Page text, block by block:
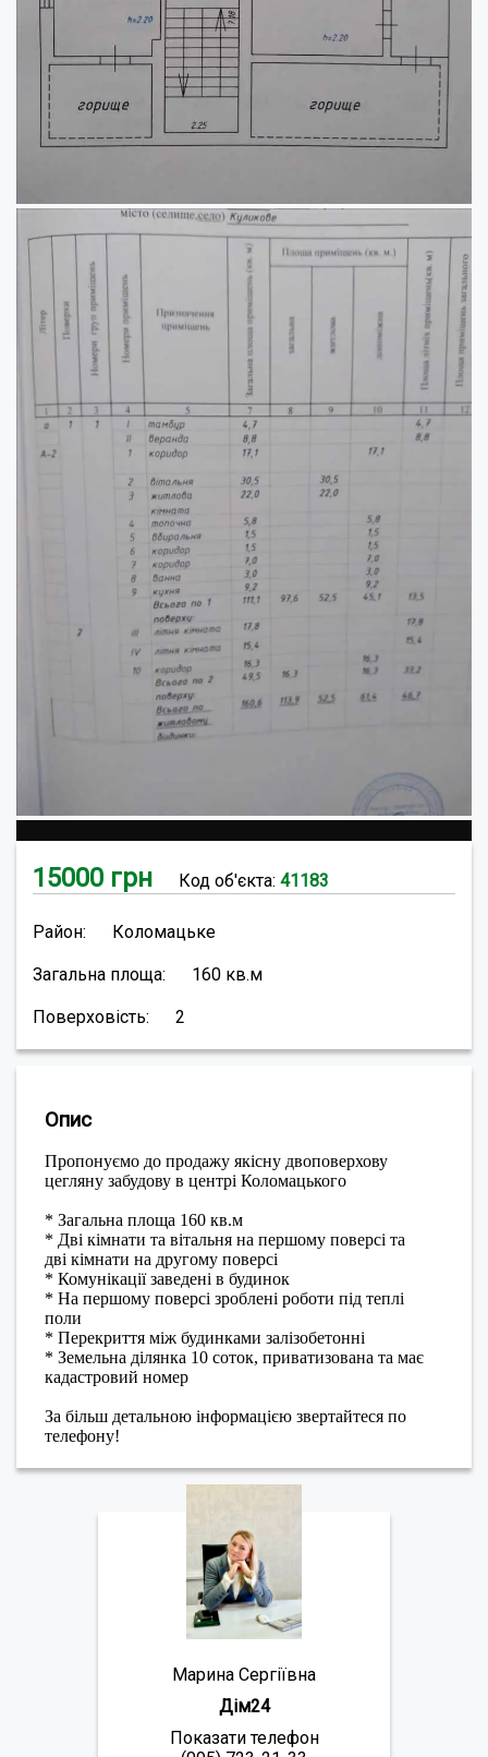
15000 грн Код об'єкта: 41183
Район: Коломацьке
Загальна площа: 160 кв.м
Поверховість: 2
Опис
Пропонуємо до продажу якісну двоповерхову
цегляну забудову в центрі Коломацького
* Загальна площа 160 кв.м
* Дві кімнати та вітальня на першому поверсі та
дві кімнати на другому поверсі
* Комунікації заведені в будинок
* На першому поверсі зроблені роботи під теплі
поли
* Перекриття між будинками залізобетонні
* Земельна ділянка 10 соток, приватизована та має
кадастровий номер
За більш детальною інформацією звертайтеся по
телефону!
Марина Сергіївна
Дім24
Показати телефон